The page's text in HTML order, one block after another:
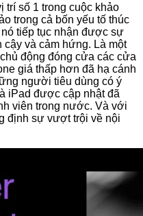
số 1 trong cuộc khảo
trong cả bốn yếu tố thúc
tiếp tục nhận được sự
và cảm hứng. Là một
động đóng cửa các cửa
giá thấp hơn đã hạ cánh
người tiêu dùng có ý
iPad được cập nhật đã
viên trong nước. Và với
định sự vượt trội về nội